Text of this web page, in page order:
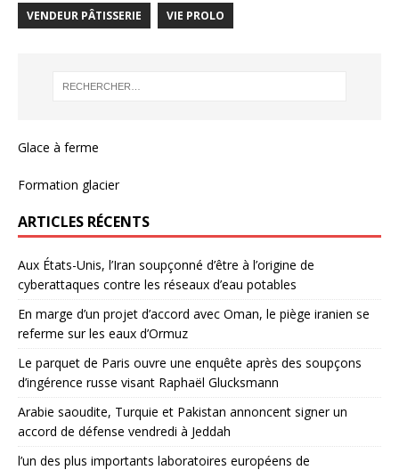
VENDEUR PÂTISSERIE VIE PROLO
Glace à ferme
Formation glacier
ARTICLES RÉCENTS
Aux États-Unis, l’Iran soupçonné d’être à l’origine de
cyberattaques contre les réseaux d’eau potables
En marge d’un projet d’accord avec Oman, le piège iranien se
referme sur les eaux d’Ormuz
Le parquet de Paris ouvre une enquête après des soupçons
d’ingérence russe visant Raphaël Glucksmann
Arabie saoudite, Turquie et Pakistan annoncent signer un
accord de défense vendredi à Jeddah
l’un des plus importants laboratoires européens de